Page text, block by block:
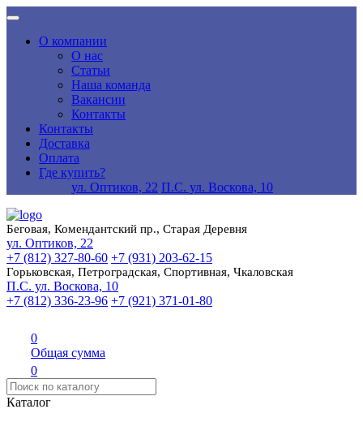
О компании
О нас
Статьи
Наша команда
Вакансии
Контакты
Контакты
Доставка
Оплата
Где купить?
ул. Оптиков, 22 П.С. ул. Воскова, 10
Беговая, Комендантский пр., Старая Деревня
ул. Оптиков, 22
+7 (812) 327-80-60 +7 (931) 203-62-15
Горьковская, Петроградская, Спортивная, Чкаловская
П.С. ул. Воскова, 10
+7 (812) 336-23-96 +7 (921) 371-01-80
0
Общая сумма
0
Каталог